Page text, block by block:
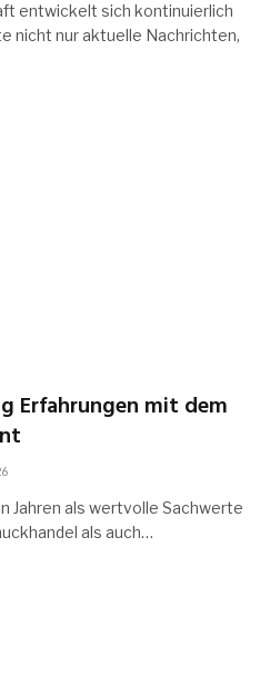
entwickelt sich kontinuierlich
nicht nur aktuelle Nachrichten,
Erfahrungen mit dem
Jahren als wertvolle Sachwerte
als auch…